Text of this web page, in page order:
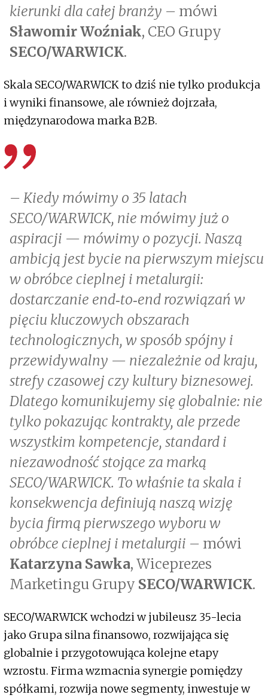
kierunki dla całej branży – mówi
Sławomir Woźniak, CEO Grupy
SECO/WARWICK.
Skala SECO/WARWICK to dziś nie tylko produkcja
i wyniki finansowe, ale również dojrzała,
międzynarodowa marka B2B.
– Kiedy mówimy o 35 latach
SECO/WARWICK, nie mówimy już o
aspiracji — mówimy o pozycji. Naszą
ambicją jest bycie na pierwszym miejscu
w obróbce cieplnej i metalurgii:
dostarczanie end‑to‑end rozwiązań w
pięciu kluczowych obszarach
technologicznych, w sposób spójny i
przewidywalny — niezależnie od kraju,
strefy czasowej czy kultury biznesowej.
Dlatego komunikujemy się globalnie: nie
tylko pokazując kontrakty, ale przede
wszystkim kompetencje, standard i
niezawodność stojące za marką
SECO/WARWICK. To właśnie ta skala i
konsekwencja definiują naszą wizję
bycia firmą pierwszego wyboru w
obróbce cieplnej i metalurgii – mówi
Katarzyna Sawka, Wiceprezes
Marketingu Grupy SECO/WARWICK.
SECO/WARWICK wchodzi w jubileusz 35-lecia
jako Grupa silna finansowo, rozwijająca się
globalnie i przygotowująca kolejne etapy
wzrostu. Firma wzmacnia synergie pomiędzy
spółkami, rozwija nowe segmenty, inwestuje w